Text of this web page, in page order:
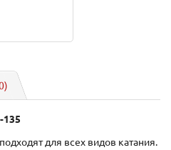
для всех видов катания.